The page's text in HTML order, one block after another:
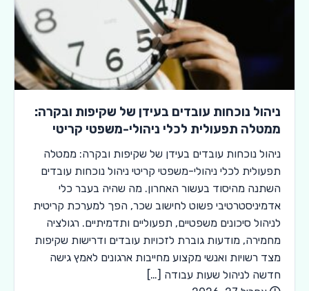
ניהול נוכחות עובדים בעידן של שקיפות ובקרה:
ממטלה תפעולית לכלי ניהולי-משפטי קריטי
ניהול נוכחות עובדים בעידן של שקיפות ובקרה: ממטלה
תפעולית לכלי ניהולי-משפטי קריטי ניהול נוכחות עובדים
השתנה מהיסוד בעשור האחרון. מה שהיה בעבר כלי
אדמיניסטרטיבי פשוט לחישוב שכר, הפך למערכת קריטית
לניהול סיכונים משפטיים, תפעוליים ותדמיתיים. רגולציה
מחמירה, מודעות גוברת לזכויות עובדים ודרישות שקיפות
מצד רשויות ואנשי מקצוע מחייבות ארגונים לאמץ גישה
חדשה לניהול שעות עבודה […]